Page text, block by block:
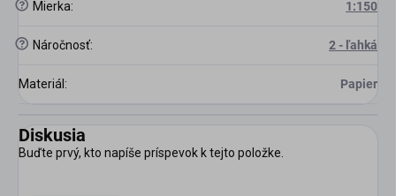
? Mierka: 1:150
? Náročnosť: 2 - ľahká
Materiál : Papier
Diskusia
Buďte prvý, kto napíše príspevok k tejto položke.